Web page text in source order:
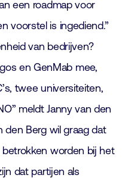
een roadmap voor
voorstel is ingediend.”
van bedrijven?
en GenMab mee,
twee universiteiten,
meldt Janny van den
den Berg wil graag dat
worden bij het
dat partijen als